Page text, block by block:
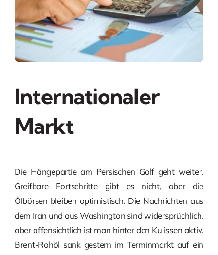
Internationaler
Markt
Die Hängepartie am Persischen Golf geht weiter.
Greifbare Fortschritte gibt es nicht, aber die
Ölbörsen bleiben optimistisch. Die Nachrichten aus
dem Iran und aus Washington sind widersprüchlich,
aber offensichtlich ist man hinter den Kulissen aktiv.
Brent-Rohöl sank gestern im Terminmarkt auf ein